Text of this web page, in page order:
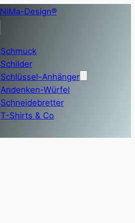
Schmuck
Schilder
Schlüssel-Anhänger
Andenken-Würfel
Schneidebretter
T-Shirts & Co